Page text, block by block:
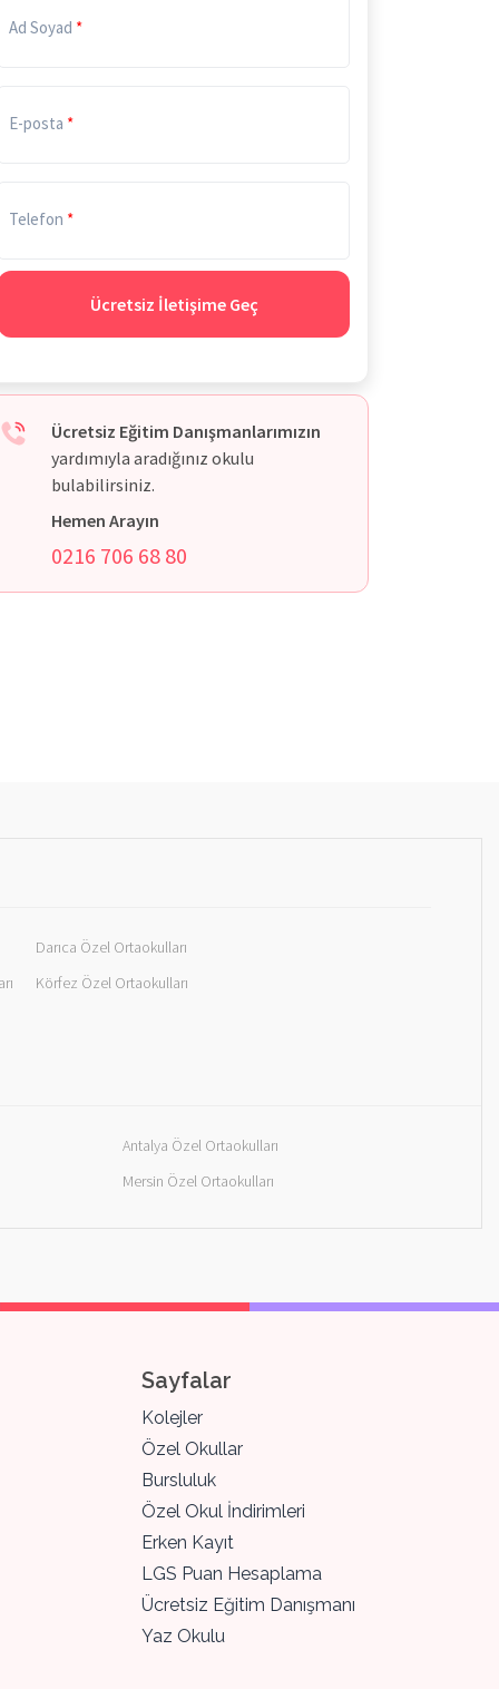
Ad Soyad
E-posta
Telefon
Ücretsiz İletişime Geç
Ücretsiz Eğitim Danışmanlarımızın
yardımıyla aradığınız okulu
bulabilirsiniz.
Hemen Arayın
0216 706 68 80
Darıca Özel Ortaokulları
Körfez Özel Ortaokulları
Antalya Özel Ortaokulları
Mersin Özel Ortaokulları
Sayfalar
Kolejler
Özel Okullar
Bursluluk
Özel Okul İndirimleri
Erken Kayıt
LGS Puan Hesaplama
Ücretsiz Eğitim Danışmanı
Yaz Okulu